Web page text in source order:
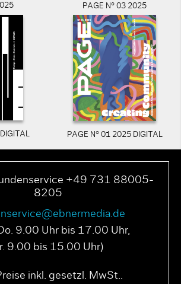
PAGE N° 03 2025
PAGE N° 01 2025 DIGITAL
+49 731 88005-
8205
9.00 Uhr bis 17.00 Uhr,
9.00 bis 15.00 Uhr)
inkl. gesetzl. MwSt..